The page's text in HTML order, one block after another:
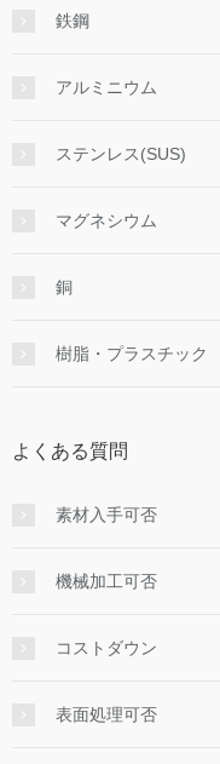
鉄鋼
アルミニウム
ステンレス(SUS)
マグネシウム
銅
樹脂・プラスチック
よくある質問
素材入手可否
機械加工可否
コストダウン
表面処理可否